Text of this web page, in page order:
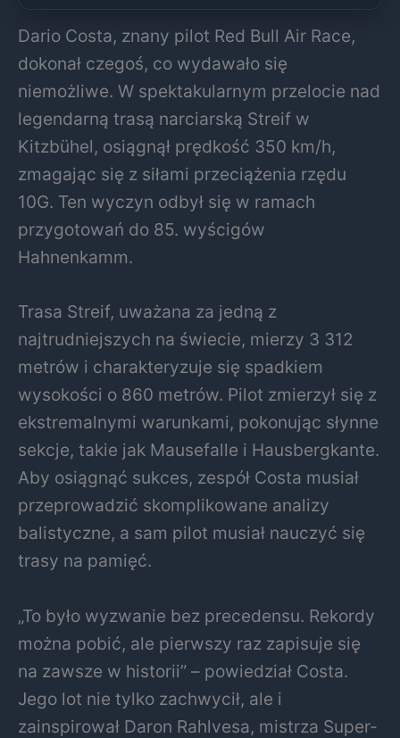
Dario Costa, znany pilot Red Bull Air Race,
dokonał czegoś, co wydawało się
niemożliwe. W spektakularnym przelocie nad
legendarną trasą narciarską Streif w
Kitzbühel, osiągnął prędkość 350 km/h,
zmagając się z siłami przeciążenia rzędu
10G. Ten wyczyn odbył się w ramach
przygotowań do 85. wyścigów
Hahnenkamm.
Trasa Streif, uważana za jedną z
najtrudniejszych na świecie, mierzy 3 312
metrów i charakteryzuje się spadkiem
wysokości o 860 metrów. Pilot zmierzył się z
ekstremalnymi warunkami, pokonując słynne
sekcje, takie jak Mausefalle i Hausbergkante.
Aby osiągnąć sukces, zespół Costa musiał
przeprowadzić skomplikowane analizy
balistyczne, a sam pilot musiał nauczyć się
trasy na pamięć.
„To było wyzwanie bez precedensu. Rekordy
można pobić, ale pierwszy raz zapisuje się
na zawsze w historii” – powiedział Costa.
Jego lot nie tylko zachwycił, ale i
zainspirował Daron Rahlvesa, mistrza Super-